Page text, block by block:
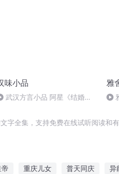
味小品
武汉方言小品 阿星《结婚纪
雅
全集，支持免费在线试听阅读和
重庆儿女 普天同庆 异